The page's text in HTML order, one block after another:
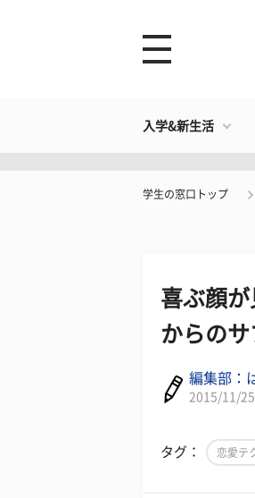
入学&新生活
学生の窓口トップ
喜ぶ顔
からの
編集部：
2015/11/25
タグ： 恋愛テ